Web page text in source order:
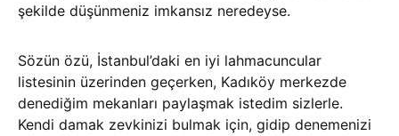
şekilde düşünmeniz imkansız neredeyse.
Sözün özü, İstanbul’daki en iyi lahmacuncular
listesinin üzerinden geçerken, Kadıköy merkezde
denediğim mekanları paylaşmak istedim sizlerle.
Kendi damak zevkinizi bulmak için, gidip denemenizi